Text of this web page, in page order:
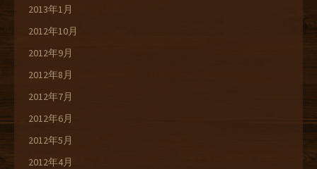
2013年1月
2012年10月
2012年9月
2012年8月
2012年7月
2012年6月
2012年5月
2012年4月